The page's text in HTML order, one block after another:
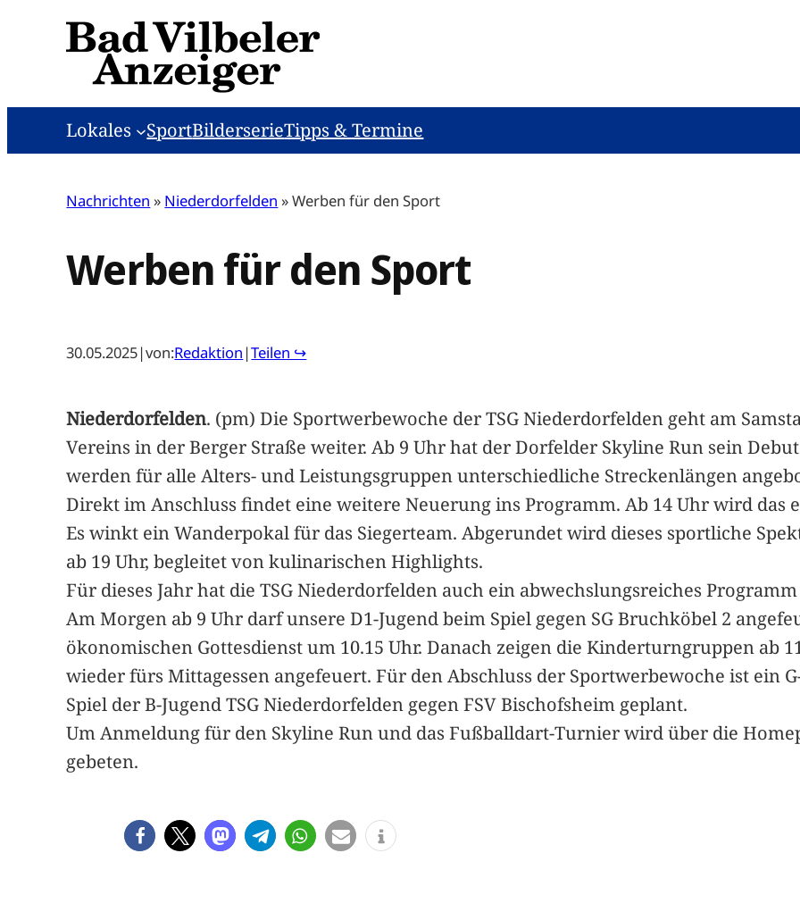
Lokales SportBilderserieTipps & Termine
Nachrichten » Niederdorfelden »Werben für den Sport
Werben für den Sport
30.05.2025|von:Redaktion |Teilen ↪
Niederdorfelden. (pm) Die Sportwerbewoche der TSG Niederdorfelden geht am
Vereins in der Berger Straße weiter. Ab 9 Uhr hat der Dorfelder Skyline Run sein
werden für alle Alters- und Leistungsgruppen unterschiedliche Streckenlängen
Direkt im Anschluss findet eine weitere Neuerung ins Programm. Ab 14 Uhr wird das
Es winkt ein Wanderpokal für das Siegerteam. Abgerundet wird dieses sportliche
ab 19 Uhr, begleitet von kulinarischen Highlights.
Für dieses Jahr hat die TSG Niederdorfelden auch ein abwechslungsreiches
Am Morgen ab 9 Uhr darf unsere D1-Jugend beim Spiel gegen SG Bruchköbel 2
ökonomischen Gottesdienst um 10.15 Uhr. Danach zeigen die Kinderturngruppen ab
wieder fürs Mittagessen angefeuert. Für den Abschluss der Sportwerbewoche ist ein
Spiel der B-Jugend TSG Niederdorfelden gegen FSV Bischofsheim geplant.
Um Anmeldung für den Skyline Run und das Fußballdart-Turnier wird über die
gebeten.